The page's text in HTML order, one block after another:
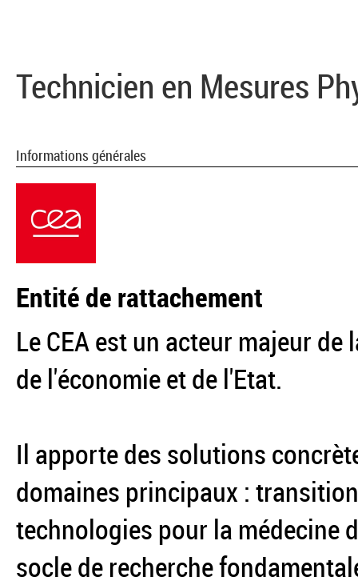
Technicien en Mesures
Informations générales
Entité de rattachement
Le CEA est un acteur majeur
de l'économie et de l'Etat.
Il apporte des solutions
domaines principaux :
technologies pour la médecine
socle de recherche